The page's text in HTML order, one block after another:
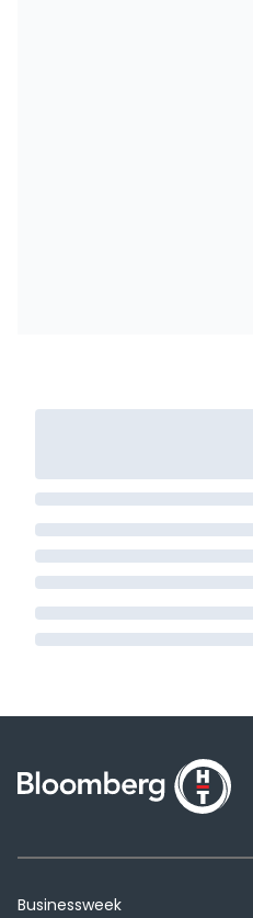
Businessweek